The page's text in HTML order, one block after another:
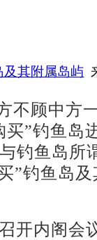
及其附属岛屿
不顾中方
”钓鱼岛
钓鱼岛所
”钓鱼岛
内阁会